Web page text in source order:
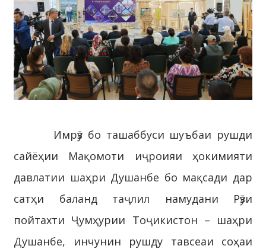
Имрӯз бо ташаббуси шуъбаи рушди
сайёҳии Мақомоти иҷроияи ҳокимияти
давлатии шаҳри Душанбе бо мақсади дар
сатҳи баланд таҷлил намудани Рӯзи
пойтахти Ҷумҳурии Тоҷикистон – шаҳри
Душанбе, инчунин рушду тавсеаи соҳаи